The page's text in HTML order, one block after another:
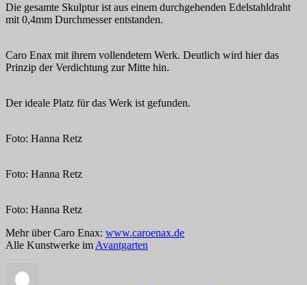
Die gesamte Skulptur ist aus einem durchgehenden Edelstahldraht
mit 0,4mm Durchmesser entstanden.
Caro Enax mit ihrem vollendetem Werk. Deutlich wird hier das
Prinzip der Verdichtung zur Mitte hin.
Der ideale Platz für das Werk ist gefunden.
Foto: Hanna Retz
Foto: Hanna Retz
Foto: Hanna Retz
Mehr über Caro Enax: www.caroenax.de
Alle Kunstwerke im Avantgarten